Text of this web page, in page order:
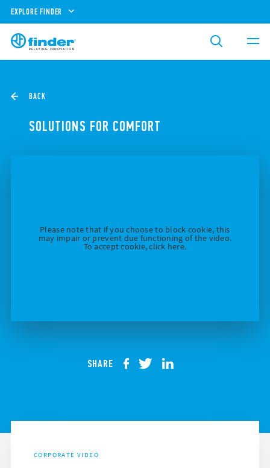
EXPLORE FINDER
BACK
SOLUTIONS FOR COMFORT
Please note that if you choose to block cookie, this
may impair or prevent due functioning of the video.
To accept cookie, click here.
SHARE
CORPORATE VIDEO